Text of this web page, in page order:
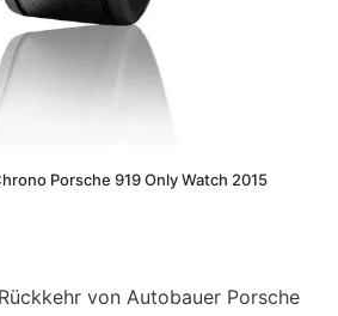
Porsche 919 Only Watch 2015
von Autobauer Porsche